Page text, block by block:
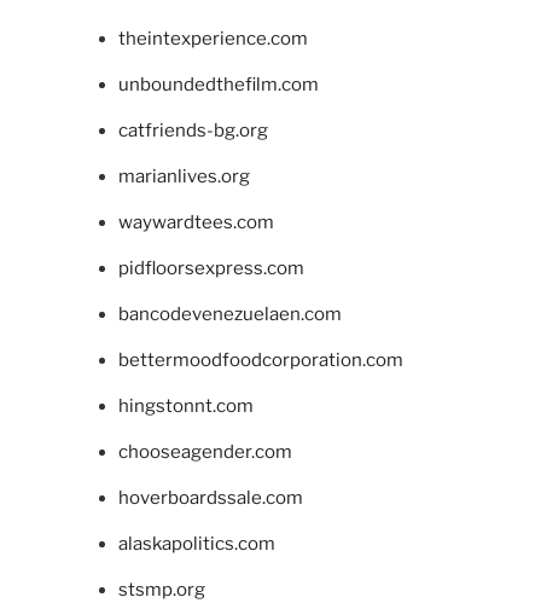
theintexperience.com
unboundedthefilm.com
catfriends-bg.org
marianlives.org
waywardtees.com
pidfloorsexpress.com
bancodevenezuelaen.com
bettermoodfoodcorporation.com
hingstonnt.com
chooseagender.com
hoverboardssale.com
alaskapolitics.com
stsmp.org